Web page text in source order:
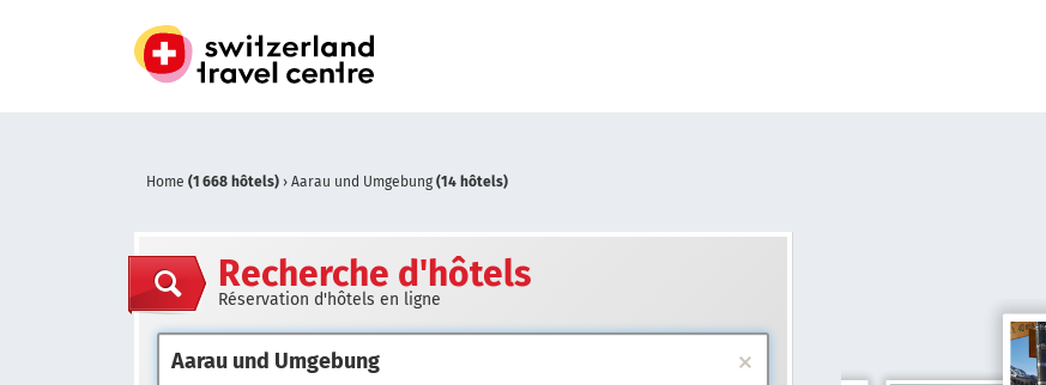
Home (1 668 hôtels) › Aarau und Umgebung (14 hôtels)
Recherche d'hôtels
Réservation d'hôtels en ligne